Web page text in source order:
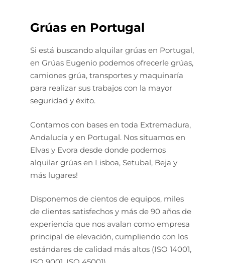
Grúas en Portugal
Si está buscando alquilar grúas en Portugal,
en Grúas Eugenio podemos ofrecerle grúas,
camiones grúa, transportes y maquinaría
para realizar sus trabajos con la mayor
seguridad y éxito.
Contamos con bases en toda Extremadura,
Andalucía y en Portugal. Nos situamos en
Elvas y Evora desde donde podemos
alquilar grúas en Lisboa, Setubal, Beja y
más lugares!
Disponemos de cientos de equipos, miles
de clientes satisfechos y más de 90 años de
experiencia que nos avalan como empresa
principal de elevación, cumpliendo con los
estándares de calidad más altos (ISO 14001,